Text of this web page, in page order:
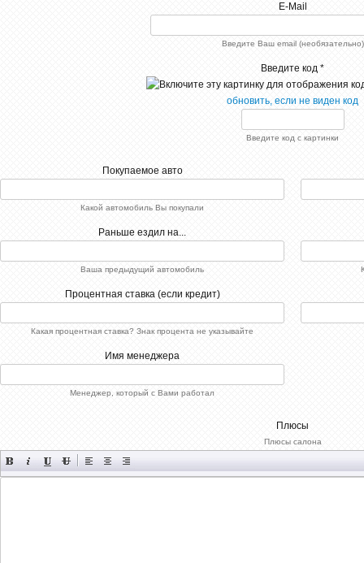
E-Mail
Введите Ваш email (необязательно)
Введите код *
обновить, если не виден код
Введите код с картинки
Покупаемое авто
Какой автомобиль Вы покупали
Раньше ездил на...
Ваша предыдущий автомобиль
Процентная ставка (если кредит)
Какая процентная ставка? Знак процента не указывайте
Имя менеджера
Менеджер, который с Вами работал
Плюсы
Плюсы салона